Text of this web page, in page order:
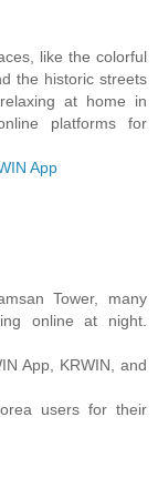
like the colorful
the historic streets
at home in
platforms for
App
Tower, many
online at night.
App, KRWIN, and
users for their